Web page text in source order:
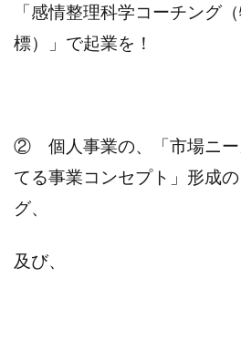
「感情整理科学コーチング
標）」で起業を！
② 個人事業の、「市場ニー
てる事業コンセプト」形成
グ、
及び、